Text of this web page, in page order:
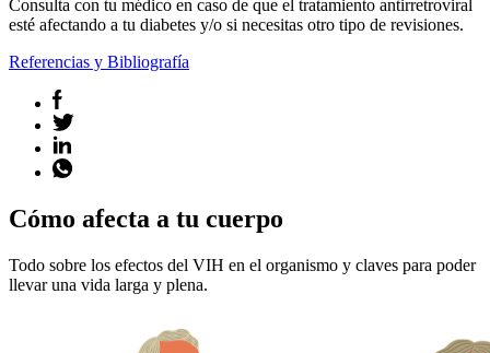
Consulta con tu médico en caso de que el tratamiento antirretroviral
esté afectando a tu diabetes y/o si necesitas otro tipo de revisiones.
Referencias y Bibliografía
Cómo afecta a tu cuerpo
Todo sobre los efectos del VIH en el organismo y claves para poder
llevar una vida larga y plena.